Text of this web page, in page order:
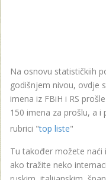
Na osnovu statističkiih
godišnjem nivou, ovdje
imena iz FBiH i RS
150 imena za prošlu, a
rubrici "top liste"
Tu također možete naći
ako tražite neko